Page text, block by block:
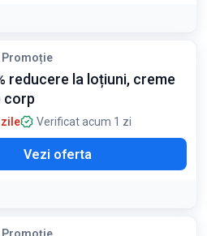
Promoție
reducere la loțiuni, creme
corp
zile Verificat acum 1 zi
Vezi oferta